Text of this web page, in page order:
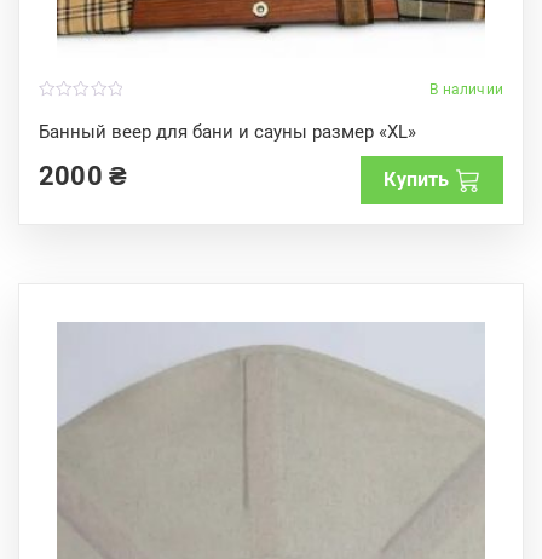
В наличии
Банный веер для бани и сауны размер «XL»
o
u
o
f
2000 ₴ Купить